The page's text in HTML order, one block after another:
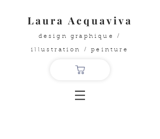
Laura Acquaviva
design graphique /
illustration / peinture